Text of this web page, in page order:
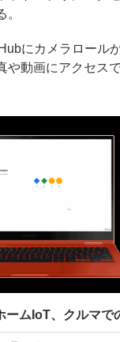
にカメラロール
や動画にアクセス
ームIoT、クルマで